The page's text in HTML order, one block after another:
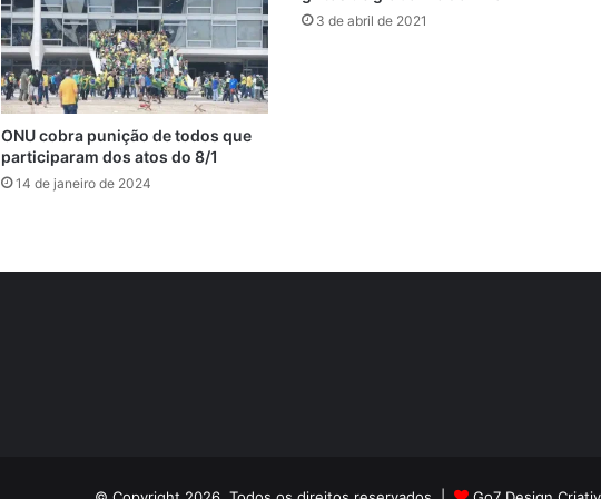
t m d
ONU cobra punição de todos que
participaram dos atos do 8/1
14 de janeiro de 2024
3 de abril de 2021